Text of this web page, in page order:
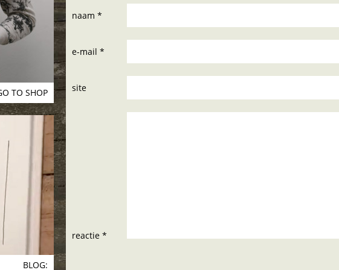
TO SHOP
BLOG:
naam *
e-mail *
site
reactie *